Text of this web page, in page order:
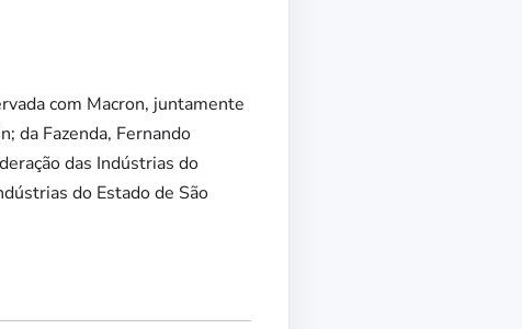
com Macron, juntamente
da Fazenda, Fernando
das Indústrias do
do Estado de São